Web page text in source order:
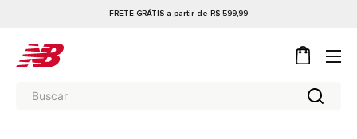
FRETE GRÁTIS a partir de R$ 599,99